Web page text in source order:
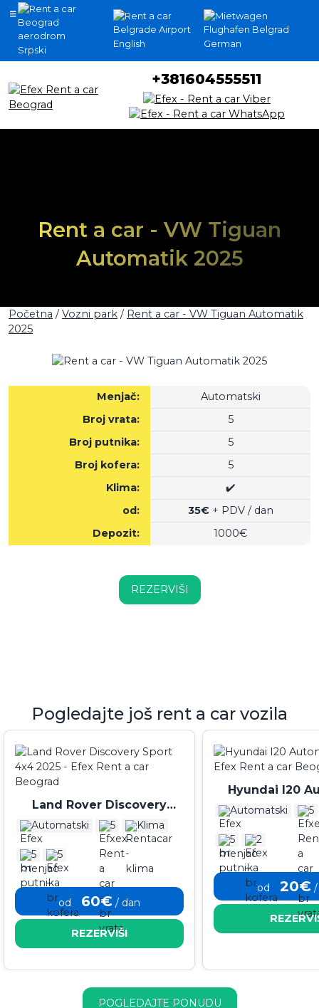
Srpski
English German
+381604555511
Rent a car - VW Tiguan
Automatik 2025
Početna / Vozni park / Rent a car - VW Tiguan Automatik
2025
Menjač:
Automatski
Broj vrata:
5
Broj putnika:
5
Broj kofera:
5
Klima:
✔️
od:
35€+ PDV / dan
Depozit:
1000€
REZERVIŠI
Pogledajte još rent a car vozila
Land Rover Discovery
Sport 4x4 2025
Automatski 5 Klima
5 5
od 60€/ dan
REZERVIŠI
Hyundai I20
2026
Automatski 5
5 2
od 20€/
POGLEDAJTE PONUDU